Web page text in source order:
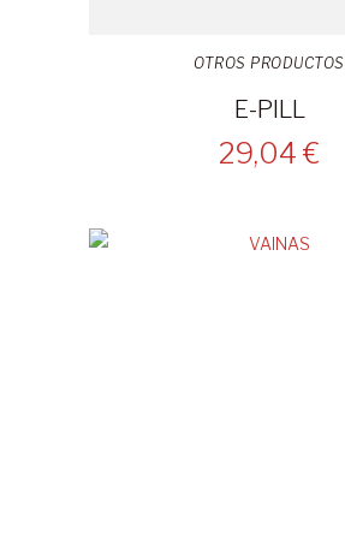
OTROS PRODUCTOS
E-PILL
29,04 €